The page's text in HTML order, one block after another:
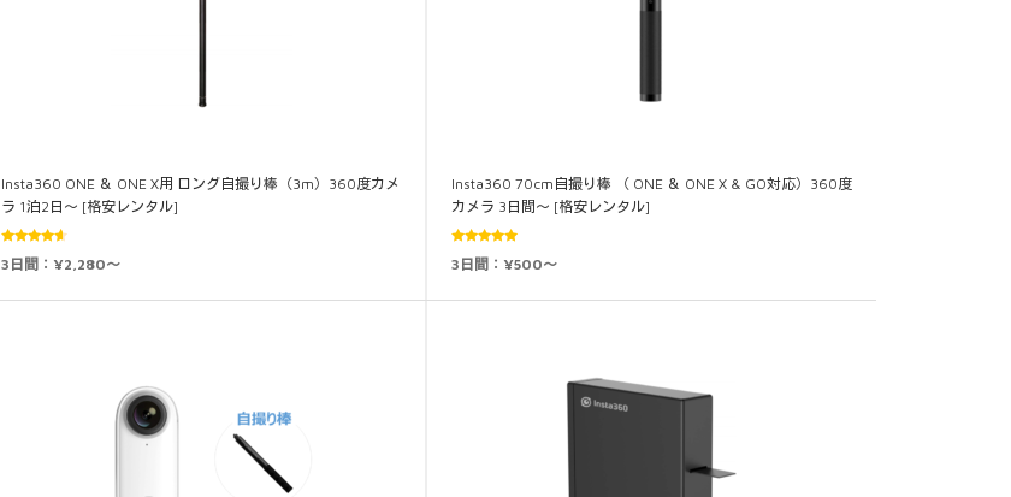
Insta360 ONE ＆ ONE X用 ロング自撮り棒（3m）360度カメ
ラ 1泊2日～ [格安レンタル]
5段階中
4.50 の評
3日間：¥2,280～
Insta360 70cm自撮り棒 （ ONE ＆ ONE X & GO対応）360度
カメラ 3日間～ [格安レンタル]
5段階中
5.00 の評価
3日間：¥500～